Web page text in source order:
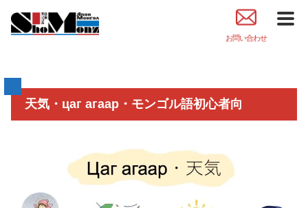
お問い合わせ
天気・цаг агаар・モンゴル語初心者向